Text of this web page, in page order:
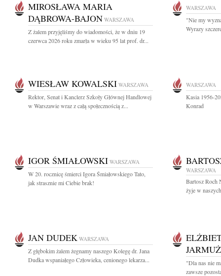
MIROSŁAWA MARIA
DĄBROWA-BAJON WARSZAWA
Z żalem przyjęliśmy do wiadomości, że w dniu 19
czerwca 2026 roku zmarła w wieku 95 lat prof. dr...
WARSZAWA
"Nie my
Wyrazy
WIESŁAW KOWALSKI WARSZAWA
Rektor, Senat i Kanclerz Szkoły Głównej Handlowej
w Warszawie wraz z całą społecznością z...
WARSZAWA
Kasia 1956-
Konrad
IGOR ŚMIAŁOWSKI WARSZAWA
W 20. rocznicę śmierci Igora Śmiałowskiego Tato,
jak strasznie mi Ciebie brak!
WARSZAWA
Bartosz Roch
żyje w
JAN DUDEK WARSZAWA
Z głębokim żalem żegnamy naszego Kolegę dr. Jana
Dudka wspaniałego Człowieka, cenionego lekarza...
"Dla nas nie
zawsze